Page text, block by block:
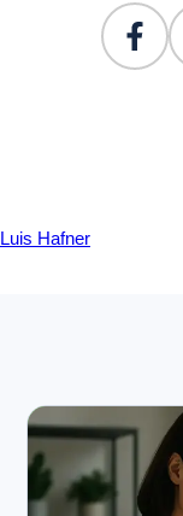
Luis Hafner